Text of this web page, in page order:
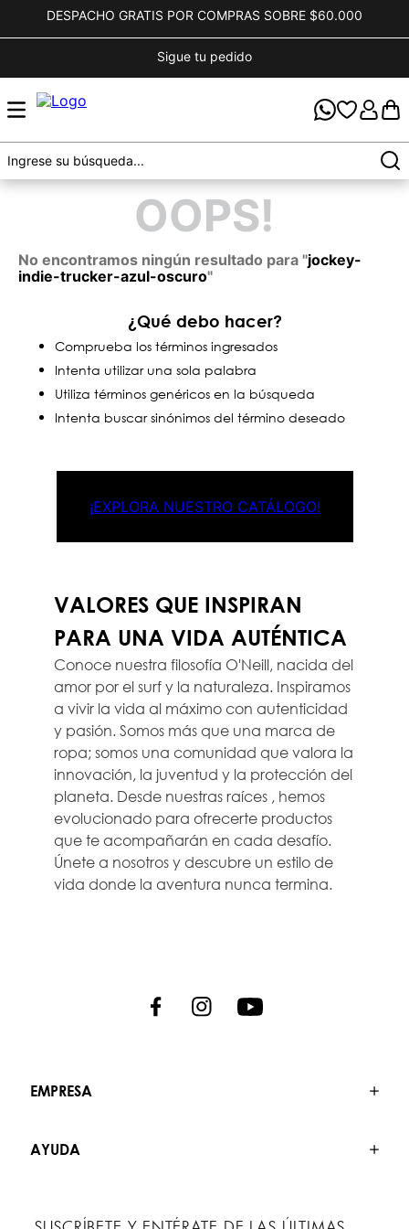
DESPACHO GRATIS POR COMPRAS SOBRE $60.000
Sigue tu pedido
OOPS!
No encontramos ningún resultado para "jockey-
indie-trucker-azul-oscuro"
¿Qué debo hacer?
Comprueba los términos ingresados
Intenta utilizar una sola palabra
Utiliza términos genéricos en la búsqueda
Intenta buscar sinónimos del término deseado
¡EXPLORA NUESTRO CATÁLOGO!
VALORES QUE INSPIRAN
PARA UNA VIDA AUTÉNTICA
Conoce nuestra filosofía O'Neill, nacida del
amor por el surf y la naturaleza. Inspiramos
a vivir la vida al máximo con autenticidad
y pasión. Somos más que una marca de
ropa; somos una comunidad que valora la
innovación, la juventud y la protección del
planeta. Desde nuestras raíces , hemos
evolucionado para ofrecerte productos
que te acompañarán en cada desafío.
Únete a nosotros y descubre un estilo de
vida donde la aventura nunca termina.
EMPRESA
AYUDA